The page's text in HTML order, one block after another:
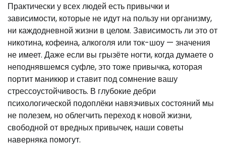
Практически у всех людей есть привычки и
зависимости, которые не идут на пользу ни организму,
ни каждодневной жизни в целом. Зависимость ли это от
никотина, кофеина, алкоголя или ток-шоу — значения
не имеет. Даже если вы грызёте ногти, когда думаете о
неподнявшемся суфле, это тоже привычка, которая
портит маникюр и ставит под сомнение вашу
стрессоустойчивость. В глубокие дебри
психологической подоплёки навязчивых состояний мы
не полезем, но облегчить переход к новой жизни,
свободной от вредных привычек, наши советы
наверняка помогут.